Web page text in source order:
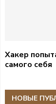
Хакер
самого себя
НОВЫЕ